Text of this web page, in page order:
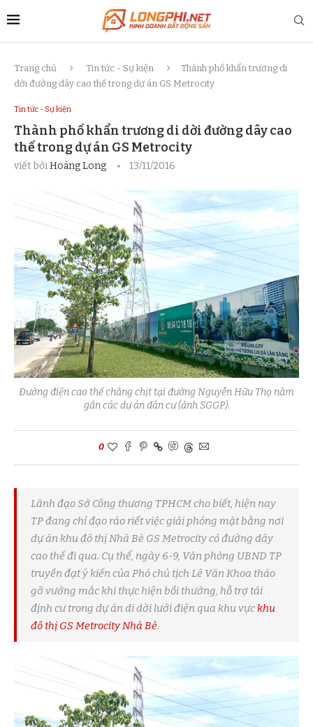
Trang chủ Tin tức - Sự kiện
Thành phố khẩn trương di
dời đường dây cao thế trong dự án GS Metrocity
Tin tức - Sự kiện
Thành phố khẩn trương di dời đường dây cao
thế trong dự án GS Metrocity
viết bởiHoàng Long 13/11/2016
Đường điện cao thế chằng chịt tại đường Nguyễn Hữu Thọ nằm
gần các dự án dân cư (ảnh SGGP).
0
Lãnh đạo Sở Công thương TPHCM cho biết, hiện nay
TP đang chỉ đạo ráo riết việc giải phóng mặt bằng nơi
dự án khu đô thị Nhà Bè GS Metrocity có đường dây
cao thế đi qua. Cụ thể, ngày 6-9, Văn phòng UBND TP
truyền đạt ý kiến của Phó chủ tịch Lê Văn Khoa tháo
gỡ vướng mắc khi thực hiện bồi thường, hỗ trợ tái
định cư trong dự án di dời lưới điện qua khu vực khu
đô thị GS Metrocity Nhà Bè.